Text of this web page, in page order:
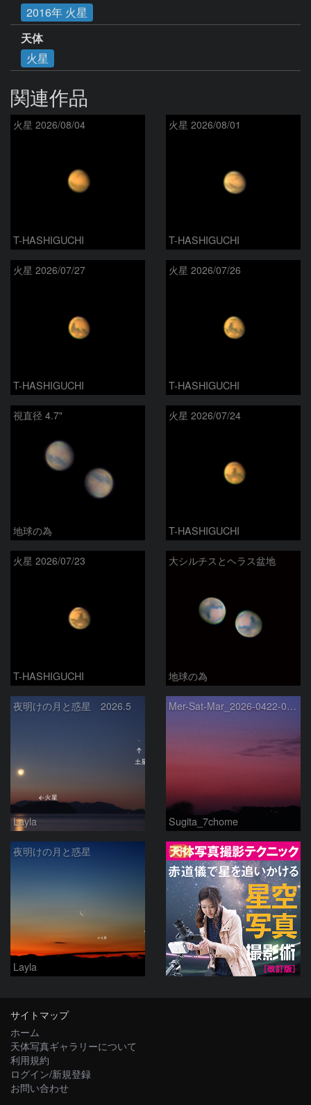
2016年 火星
天体
火星
関連作品
火星 2026/08/04
T-HASHIGUCHI
火星 2026/08/01
T-HASHIGUCHI
火星 2026/07/27
T-HASHIGUCHI
火星 2026/07/26
T-HASHIGUCHI
視直径 4.7"
地球の為
火星 2026/07/24
T-HASHIGUCHI
火星 2026/07/23
T-HASHIGUCHI
大シルチスとヘラス盆地
地球の為
夜明けの月と惑星 2026.5
Layla
Mer-Sat-Mar_2026-0422-0430
Sugita_7chome
夜明けの月と惑星
Layla
PR
サイトマップ
ホーム
天体写真ギャラリーについて
利用規約
ログイン/新規登録
お問い合わせ